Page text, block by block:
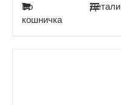
Во
кошничка
Детали